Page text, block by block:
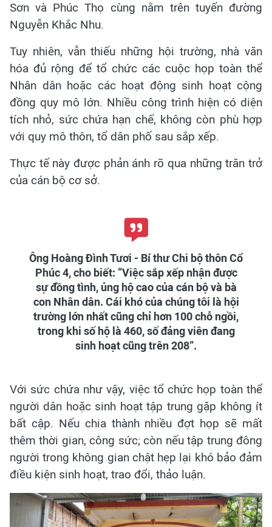
Sơn và Phúc Thọ cùng nằm trên tuyến đường
Nguyễn Khắc Nhu.
Tuy nhiên, vẫn thiếu những hội trường, nhà văn
hóa đủ rộng để tổ chức các cuộc họp toàn thể
Nhân dân hoặc các hoạt động sinh hoạt cộng
đồng quy mô lớn. Nhiều công trình hiện có diện
tích nhỏ, sức chứa hạn chế, không còn phù hợp
với quy mô thôn, tổ dân phố sau sắp xếp.
Thực tế này được phản ánh rõ qua những trăn trở
của cán bộ cơ sở.
Ông Hoàng Đình Tươi - Bí thư Chi bộ thôn Cổ
Phúc 4, cho biết: “Việc sắp xếp nhận được
sự đồng tình, ủng hộ cao của cán bộ và bà
con Nhân dân. Cái khó của chúng tôi là hội
trường lớn nhất cũng chỉ hơn 100 chỗ ngồi,
trong khi số hộ là 460, số đảng viên đang
sinh hoạt cũng trên 208”.
Với sức chứa như vậy, việc tổ chức họp toàn thể
người dân hoặc sinh hoạt tập trung gặp không ít
bất cập. Nếu chia thành nhiều đợt họp sẽ mất
thêm thời gian, công sức; còn nếu tập trung đông
người trong không gian chật hẹp lại khó bảo đảm
điều kiện sinh hoạt, trao đổi, thảo luận.